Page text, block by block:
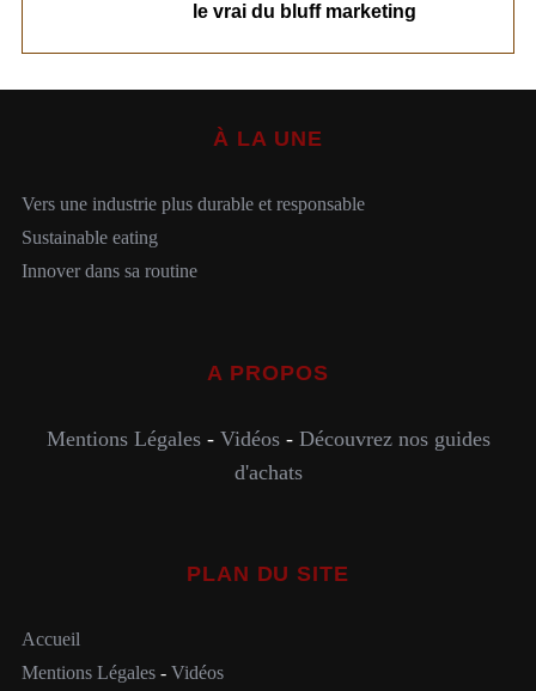
le vrai du bluff marketing
À LA UNE
Vers une industrie plus durable et responsable
Sustainable eating
Innover dans sa routine
A PROPOS
Mentions Légales- Vidéos- Découvrez nos guides
d'achats
PLAN DU SITE
Accueil
Mentions Légales- Vidéos